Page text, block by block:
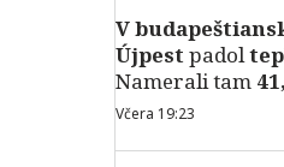
V
Újpestpadol
Namerali tam
Včera 19:23